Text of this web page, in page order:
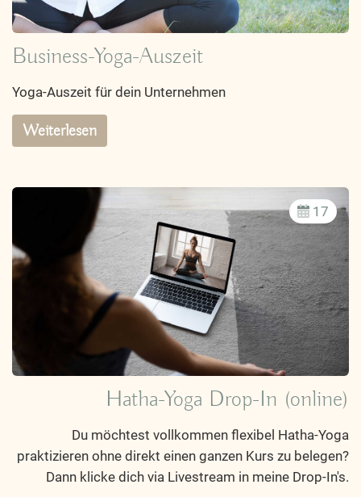
Business-Yoga-Auszeit
Yoga-Auszeit für dein Unternehmen
Weiterlesen
17
Hatha-Yoga Drop-In (online)
Du möchtest vollkommen flexibel Hatha-Yoga
praktizieren ohne direkt einen ganzen Kurs zu belegen?
Dann klicke dich via Livestream in meine Drop-In's.